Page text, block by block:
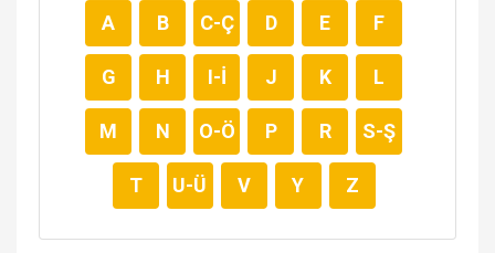
A B C-Ç D E F
G H I-İ J K L
M N O-Ö P R S-Ş
T U-Ü V Y Z